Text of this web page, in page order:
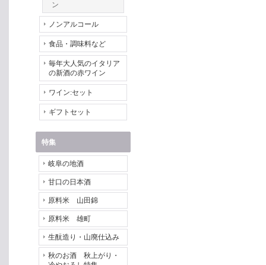
ン
ノンアルコール
食品・調味料など
毎年大人気のイタリア
の新酒の赤ワイン
ワイン:セット
ギフトセット
特集
岐阜の地酒
甘口の日本酒
原料米 山田錦
原料米 雄町
生酛造り・山廃仕込み
秋のお酒 秋上がり・